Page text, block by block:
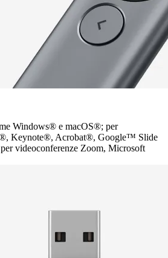
Windows® e macOS®; per
Keynote®, Acrobat®, Google™ Slide
videoconferenze Zoom, Microsoft